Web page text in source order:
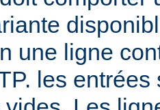
une ligne
les